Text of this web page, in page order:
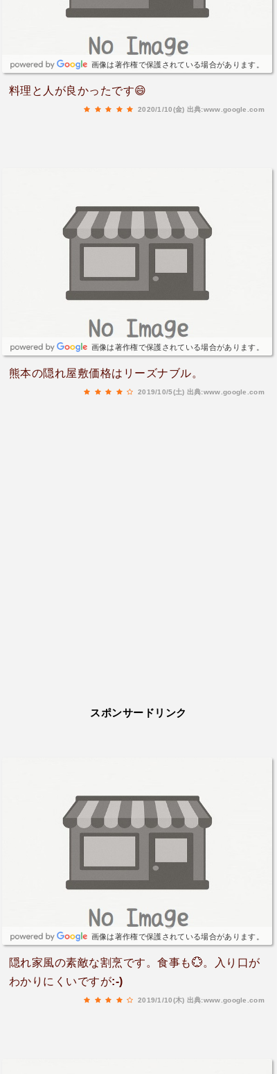
画像は著作権で保護されている場合があります。
料理と人が良かったです😄
2020/1/10(金) 出典:www.google.com
画像は著作権で保護されている場合があります。
熊本の隠れ屋敷価格はリーズナブル。
2019/10/5(土) 出典:www.google.com
スポンサードリンク
画像は著作権で保護されている場合があります。
隠れ家風の素敵な割烹です。食事も💮。入り口が
わかりにくいですが:-)
2019/1/10(木) 出典:www.google.com